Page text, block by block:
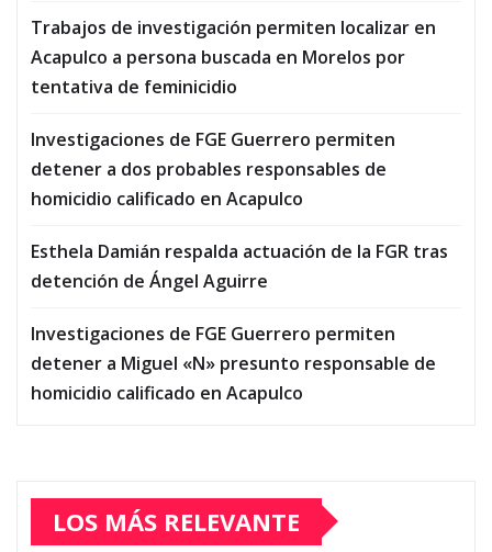
Trabajos de investigación permiten localizar en
Acapulco a persona buscada en Morelos por
tentativa de feminicidio
Investigaciones de FGE Guerrero permiten
detener a dos probables responsables de
homicidio calificado en Acapulco
Esthela Damián respalda actuación de la FGR tras
detención de Ángel Aguirre
Investigaciones de FGE Guerrero permiten
detener a Miguel «N» presunto responsable de
homicidio calificado en Acapulco
LOS MÁS RELEVANTE